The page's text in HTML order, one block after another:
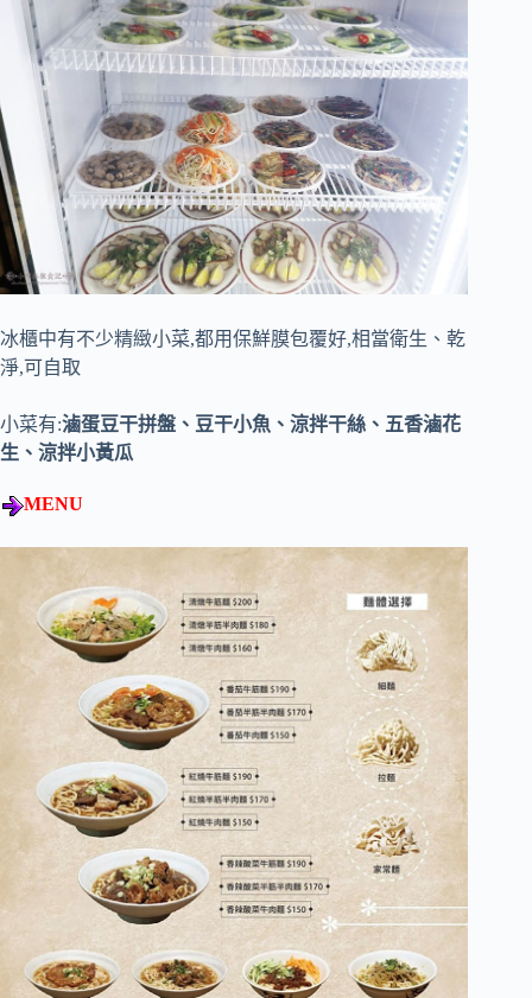
冰櫃中有不少精緻小菜,都用保鮮膜包覆好,相當衛生、乾
淨,可自取
小菜有:滷蛋豆干拼盤、豆干小魚、涼拌干絲、五香滷花
生、涼拌小黃瓜
MENU